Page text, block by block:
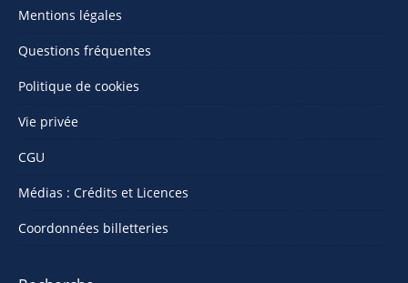
Mentions légales
Questions fréquentes
Politique de cookies
Vie privée
CGU
Médias : Crédits et Licences
Coordonnées billetteries